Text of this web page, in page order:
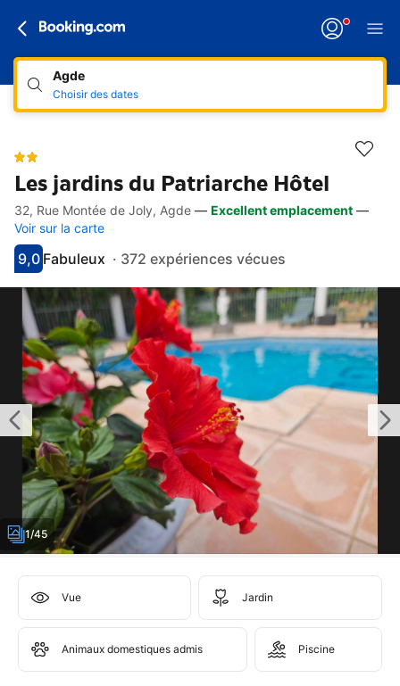
Agde
Choisir des dates
Les jardins du Patriarche Hôtel
Accès rapides
Aller à la description
Aller aux équipements
Aller aux hébergements
Aller aux conditions
32, Rue Montée de Joly, Agde — Excellent emplacement —
Voir sur la carte
Avec une note de 9
9,0
fabuleuxFabuleux · 372 expériences vécues
1/45
Vue Jardin
Animaux domestiques admis Piscine